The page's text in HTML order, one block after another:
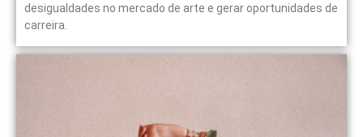
desigualdades no mercado de arte e gerar oportunidades de
carreira.